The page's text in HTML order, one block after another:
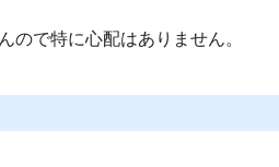
ので特に心配はありません。